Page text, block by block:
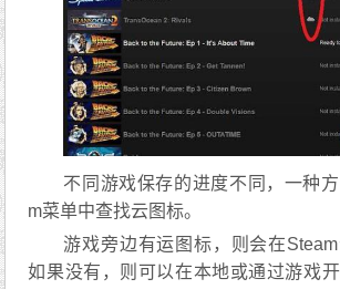
不同游戏保存的进度不同，一种
m菜单中查找云图标。
游戏旁边有运图标，则会在Steam
如果没有，则可以在本地或通过游戏